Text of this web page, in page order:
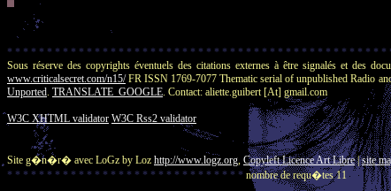
/ + / + / + / + / + / + / + / + / + / + / + / + /
* * * * * * * * * * * * * * * * * * * * * * * * * * * * * * * * * * * * * * * * * * * * * * *
Sous réserve des copyrights éventuels des citations externes à être signalés et des
www.criticalsecret.com/n15/FR ISSN 1769-7077 Thematic serial of unpublished Radio
Unported TRANSLATE_GOOGLE . Contact: aliette.guibert [At] gmail.com
W3C XHTML validator W3C Rss2 validator
Site g�n�r� avec LoGz by Loz http://www.logz.org Copyleft Licence Art Libre|site
* * * * * * * * * * * * * * * * * * * * * * * * * * * * * * nombre de requ�tes 11